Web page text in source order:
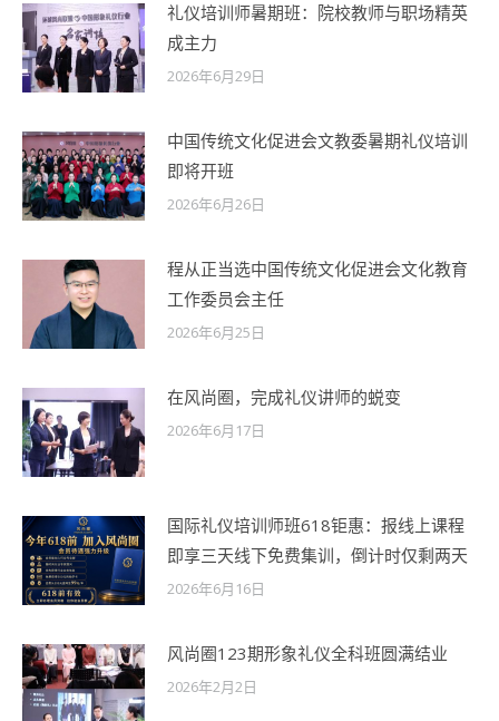
礼仪培训师暑期班：院校教师与职场精英
成主力
2026年6月29日
中国传统文化促进会文教委暑期礼仪培训
即将开班
2026年6月26日
程从正当选中国传统文化促进会文化教育
工作委员会主任
2026年6月25日
在风尚圈，完成礼仪讲师的蜕变
2026年6月17日
国际礼仪培训师班618钜惠：报线上课程
即享三天线下免费集训，倒计时仅剩两天
2026年6月16日
风尚圈123期形象礼仪全科班圆满结业
2026年2月2日